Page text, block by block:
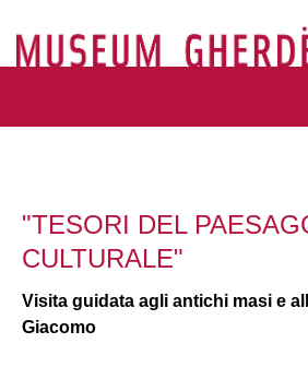
"TESORI DEL
CULTURALE"
Visita guidata agli antichi masi e
Giacomo